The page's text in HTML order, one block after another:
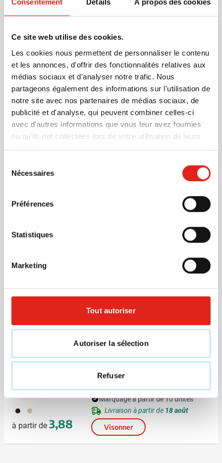
Consentement Détails À propos des cookies
Ce site web utilise des cookies.
Les cookies nous permettent de personnaliser le contenu
et les annonces, d'offrir des fonctionnalités relatives aux
médias sociaux et d'analyser notre trafic. Nous
partageons également des informations sur l'utilisation de
notre site avec nos partenaires de médias sociaux, de
publicité et d'analyse, qui peuvent combiner celles-ci
avec d'autres informations que vous leur avez fournies
ou qu'ils ont collectées lors de votre utilisation de leurs
services.
Nécessaires
Préférences
Statistiques
Marketing
Tout autoriser
Autoriser la sélection
Refuser
l'eau, avec du panthénol et de la vitamine E. Testé
conformément au règlement européen sur les
cosmétiques 1223/2009/EC. Ce produit est fabriqué
en Europe. Commandez maintenant !
En savoir plus
Plus d'information
Numéro d'article
884597
Poids
62 gramme(s)
Capacité
50 ml
Matière
Plastique
Dimensions
11.5 cm (h)
Diamètre
D'autres clients ont aussi choisi
001003311004007 +2
Livraison à partir de21 août
Visonner
001 311
à partir de 3,88
Trousse de toilette CosCork Eco |
Toile | Dragonne
Marquage à partir de 10 unités
Livraison à partir de 18 août
Visonner